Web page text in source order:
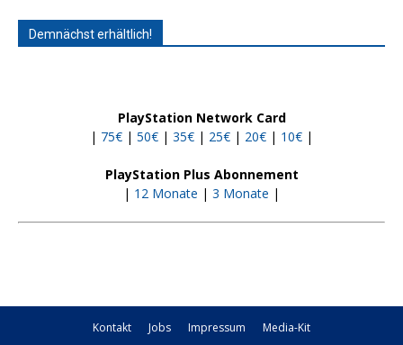
Demnächst erhältlich!
PlayStation Network Card
| 75€ | 50€ | 35€ | 25€ | 20€ | 10€ |
PlayStation Plus Abonnement
| 12 Monate | 3 Monate |
Kontakt Jobs Impressum Media-Kit